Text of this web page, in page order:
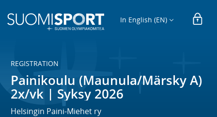
In English (EN)
REGISTRATION
Painikoulu (Maunula/Märsky A)
2x/vk | Syksy 2026
Helsingin Paini-Miehet ry